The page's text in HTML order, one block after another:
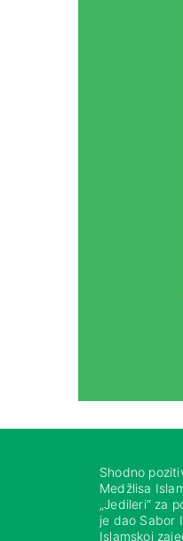
Shodno
Medžlisa
„Jedileri“ za
je dao Sabor
Islamskoj